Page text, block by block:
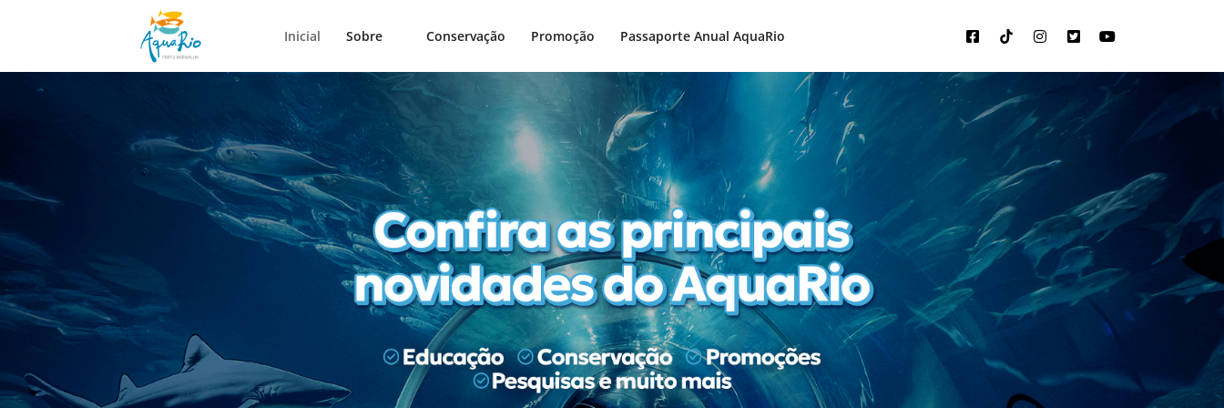
Inicial Sobre Conservação Promoção Passaporte Anual AquaRio